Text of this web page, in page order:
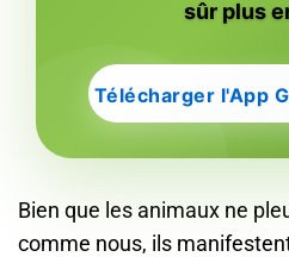
sûr plus
Télécharger l'App
Bien que les animaux ne
comme nous, ils